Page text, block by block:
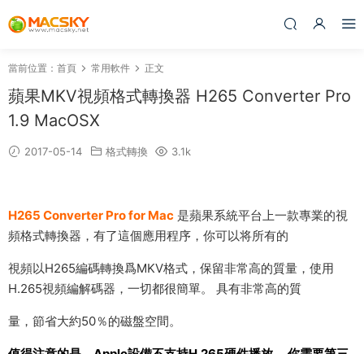
當前位置： 首頁 常用軟件 正文
蘋果MKV視頻格式轉換器 H265 Converter Pro
1.9 MacOSX
2017-05-14 格式轉換 3.1k
H265 Converter Pro for Mac 是蘋果系統平台上一款專業的視
頻格式轉換器，有了這個應用程序，你可以将所有的
視頻以H265編碼轉換爲MKV格式，保留非常高的質量，使用
H.265視頻編解碼器，一切都很簡單。 具有非常高的質
量，節省大約50％的磁盤空間。